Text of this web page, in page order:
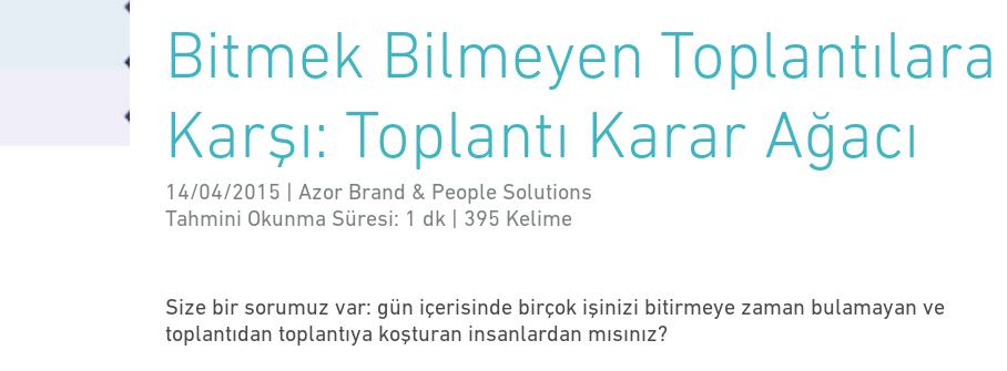
Bitmek Bilmeyen Toplantılara
Karşı: Toplantı Karar Ağacı
14/04/2015 | Azor Brand & People Solutions
Tahmini Okunma Süresi: 1 dk 395 Kelime
Size bir sorumuz var: gün içerisinde birçok işinizi bitirmeye zaman bulamayan ve
toplantıdan toplantıya koşturan insanlardan mısınız?